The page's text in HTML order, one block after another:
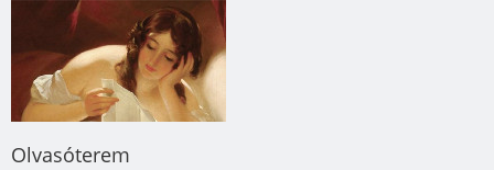
Olvasóterem